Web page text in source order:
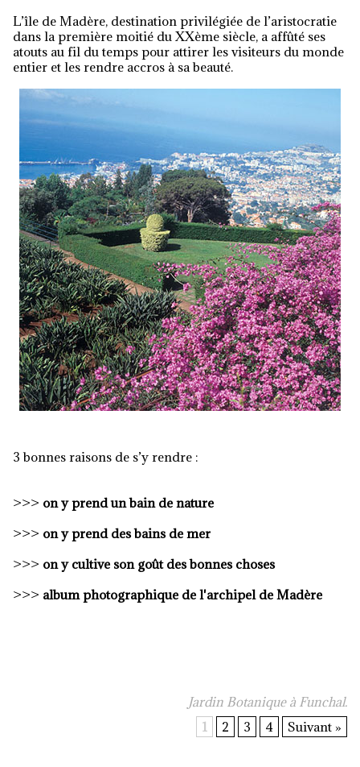
L’île de Madère, destination privilégiée de l’aristocratie
dans la première moitié du XXème siècle, a affûté ses
atouts au fil du temps pour attirer les visiteurs du monde
entier et les rendre accros à sa beauté.
3 bonnes raisons de s’y rendre :
>>> on y prend un bain de nature
>>> on y prend des bains de mer
>>> on y cultive son goût des bonnes choses
>>> album photographique de l'archipel de Madère
Jardin Botanique à Funchal.
1
2 3 4 Suivant »